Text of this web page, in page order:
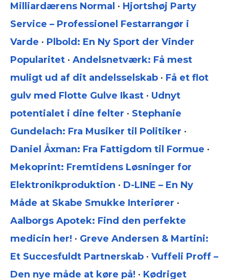
Milliardærens Normal • Hjortshøj Party
Service – Professionel Festarrangør i
Varde • Plbold: En Ny Sport der Vinder
Popularitet • Andelsnetværk: Få mest
muligt ud af dit andelsselskab • Få et flot
gulv med Flotte Gulve Ikast • Udnyt
potentialet i dine felter • Stephanie
Gundelach: Fra Musiker til Politiker •
Daniel Åxman: Fra Fattigdom til Formue •
Mekoprint: Fremtidens Løsninger for
Elektronikproduktion • D-LINE – En Ny
Måde at Skabe Smukke Interiører •
Aalborgs Apotek: Find den perfekte
medicin her! • Greve Andersen & Martini:
Et Succesfuldt Partnerskab • Vuffeli Proff –
Den nye måde at køre på! • Kødriget